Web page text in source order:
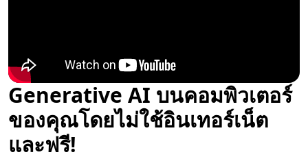
Generative AI บนคอมพิวเตอร์
ของคุณโดยไม่ใช้อินเทอร์เน็ต
และฟรี!